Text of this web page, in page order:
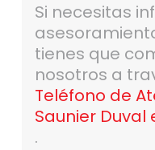
Si necesitas
tienes que
nosotros a
Teléfono de
Saunier Duval
.